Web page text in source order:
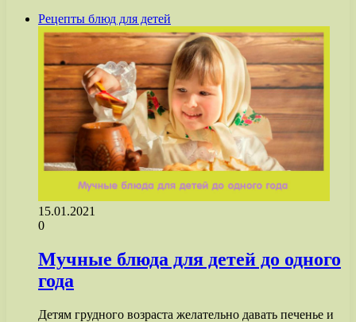
Рецепты блюд для детей
15.01.2021
0
Мучные блюда для детей до одного
года
Детям грудного возраста желательно давать печенье и